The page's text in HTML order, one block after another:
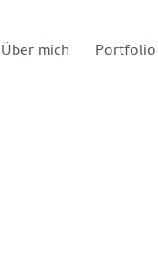
Über mich Portfolio